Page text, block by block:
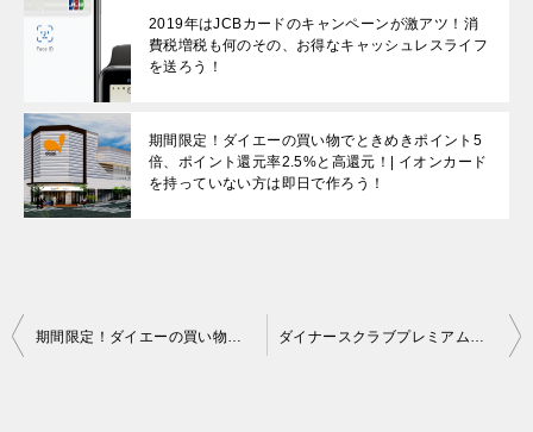
2019年はJCBカードのキャンペーンが激アツ！消
費税増税も何のその、お得なキャッシュレスライフ
を送ろう！
期間限定！ダイエーの買い物でときめきポイント5
倍、ポイント還元率2.5%と高還元！| イオンカード
を持っていない方は即日で作ろう！
投
期間限定！ダイエーの買い物でときめきポイント5倍、ポイント還元率2.5%と高還元！| イオンカードを持っていない方は即日で作ろう！ ダイナースクラブプレミアムカードのインビテーションが届いた！やはりダイナースのステータスは下がっているのか！？